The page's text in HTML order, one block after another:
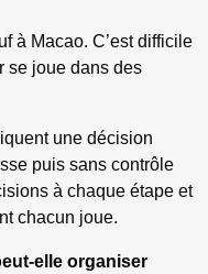
à Macao. C’est difficile
se joue dans des
une décision
puis sans contrôle
à chaque étape et
chacun joue.
elle organiser